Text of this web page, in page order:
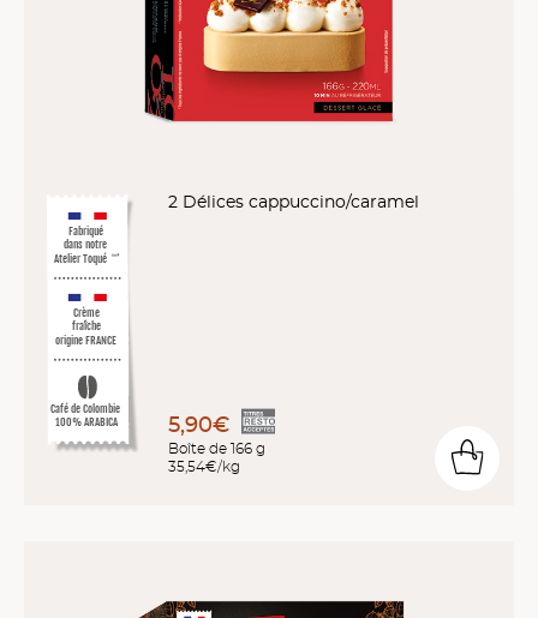
Fabriqué
dans notre
Atelier Toqué
™*
Crème
fraîche
origine FRANCE
Café de Colombie
100% ARABICA
2 Délices cappuccino/caramel
5,90€
Boîte de 166 g
35,54€/kg